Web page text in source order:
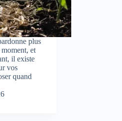
plus
et
il existe
vos
quand